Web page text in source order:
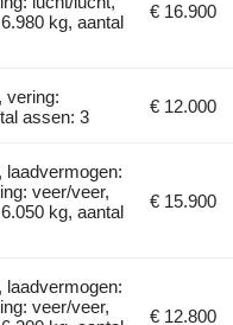
kg, aantal
€ 16.900
vering:
assen: 3
€ 12.000
laadvermogen:
veer/veer,
kg, aantal
€ 15.900
laadvermogen:
veer/veer,
€ 12.800